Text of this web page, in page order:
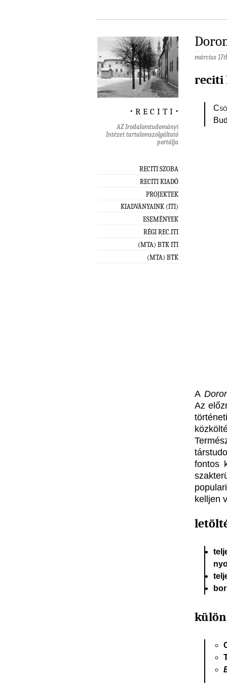
‧ r e c i t i ‧
AZ Irodalomtudományi
Intézet tartalomszolgáltató
portálja
RECITI SZOBA
RECITI KIADÓ
PROJEKTEK
KIADVÁNYAINK (ITI)
ESEMÉNYEK
RÉGI REC.ITI
(MTA) BTK ITI
(MTA) BTK
március
reciti
A
Az
fontos
kelljen